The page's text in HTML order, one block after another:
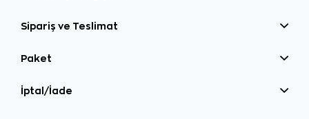
Sipariş ve Teslimat
Paket
İptal/İade